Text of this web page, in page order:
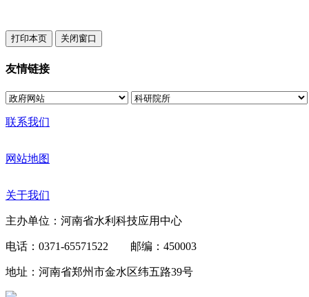
友情链接
联系我们
网站地图
关于我们
主办单位：河南省水利科技应用中心
电话：0371-65571522 邮编：450003
地址：河南省郑州市金水区纬五路39号